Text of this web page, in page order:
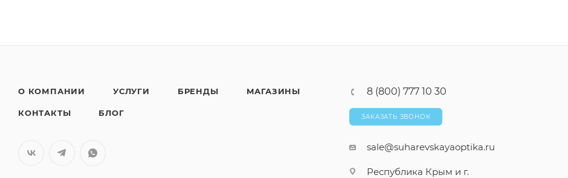
О КОМПАНИИ УСЛУГИ БРЕНДЫ МАГАЗИНЫ
КОНТАКТЫ БЛОГ
8 (800) 777 10 30
ЗАКАЗАТЬ ЗВОНОК
sale@suharevskayaoptika.ru
Республика Крым и г.